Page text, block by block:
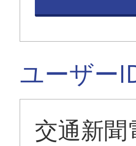
ユーザー
交通新